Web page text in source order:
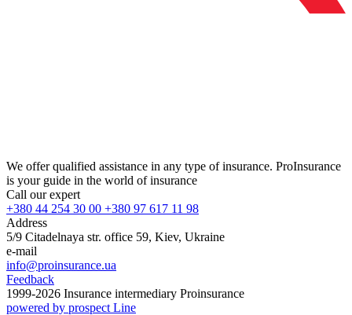
We offer qualified assistance in any type of insurance. ProInsurance
is your guide in the world of insurance
Call our expert
+380 44 254 30 00 +380 97 617 11 98
Address
5/9 Citadelnaya str. office 59, Kiev, Ukraine
e-mail
info@proinsurance.ua
Feedback
1999-2026 Insurance intermediary Proinsurance
powered by prospect Line